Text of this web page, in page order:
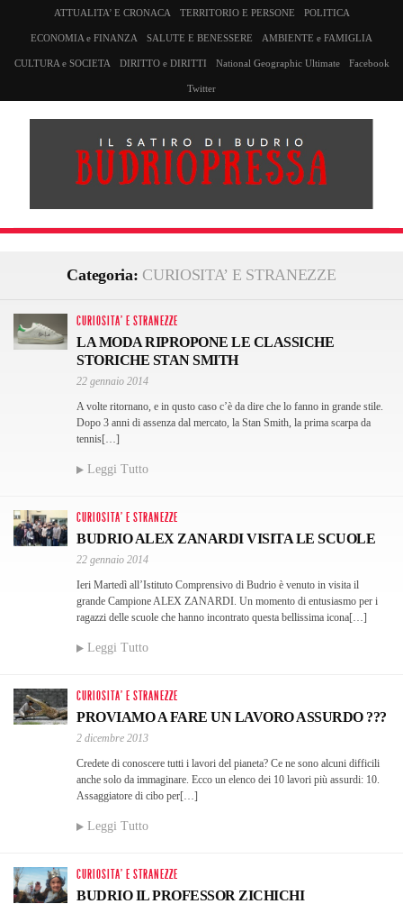
ATTUALITA’ E CRONACA TERRITORIO E PERSONE POLITICA
ECONOMIA e FINANZA SALUTE E BENESSERE AMBIENTE e FAMIGLIA
CULTURA e SOCIETA DIRITTO e DIRITTI National Geographic Ultimate Facebook
Twitter
Categoria: CURIOSITA’ E STRANEZZE
CURIOSITA' E STRANEZZE
LA MODA RIPROPONE LE CLASSICHE
STORICHE STAN SMITH
22 gennaio 2014
A volte ritornano, e in qusto caso c’è da dire che lo fanno in grande stile.
Dopo 3 anni di assenza dal mercato, la Stan Smith, la prima scarpa da
tennis[…]
Leggi Tutto
CURIOSITA' E STRANEZZE
BUDRIO ALEX ZANARDI VISITA LE SCUOLE
22 gennaio 2014
Ieri Martedì all’Istituto Comprensivo di Budrio è venuto in visita il
grande Campione ALEX ZANARDI. Un momento di entusiasmo per i
ragazzi delle scuole che hanno incontrato questa bellissima icona[…]
Leggi Tutto
CURIOSITA' E STRANEZZE
PROVIAMO A FARE UN LAVORO ASSURDO ???
2 dicembre 2013
Credete di conoscere tutti i lavori del pianeta? Ce ne sono alcuni difficili
anche solo da immaginare. Ecco un elenco dei 10 lavori più assurdi: 10.
Assaggiatore di cibo per[…]
Leggi Tutto
CURIOSITA' E STRANEZZE
BUDRIO IL PROFESSOR ZICHICHI